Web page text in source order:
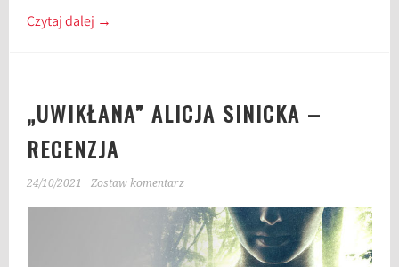
Czytaj dalej →
„UWIKŁANA” ALICJA SINICKA –
RECENZJA
24/10/2021 Zostaw komentarz